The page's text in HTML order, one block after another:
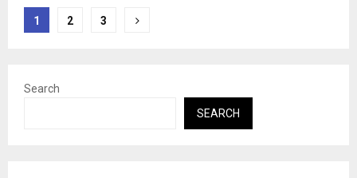
Posts
1 2 3
Search
SEARCH